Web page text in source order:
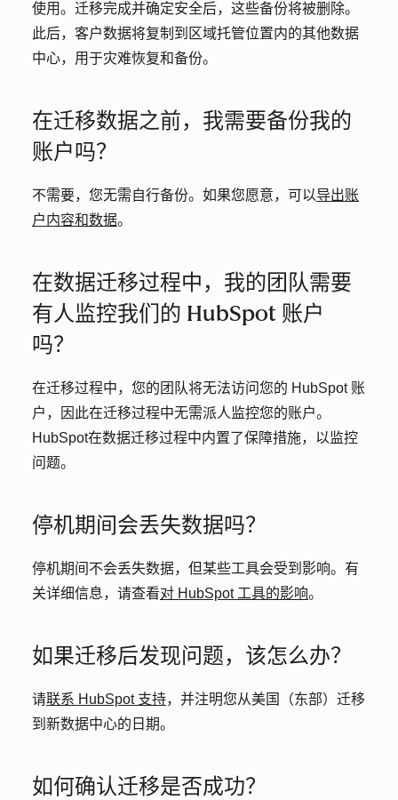
使用。迁移完成并确定安全后，这些备份将被删除。
此后，客户数据将复制到区域托管位置内的其他数据
中心，用于灾难恢复和备份。
在迁移数据之前，我需要备份我的
账户吗？
不需要，您无需自行备份。如果您愿意，可以导出账
户内容和数据。
在数据迁移过程中，我的团队需要
有人监控我们的 HubSpot 账户
吗？
在迁移过程中，您的团队将无法访问您的 HubSpot 账
户，因此在迁移过程中无需派人监控您的账户。
HubSpot在数据迁移过程中内置了保障措施，以监控
问题。
停机期间会丢失数据吗？
停机期间不会丢失数据，但某些工具会受到影响。有
关详细信息，请查看对 HubSpot 工具的影响。
如果迁移后发现问题，该怎么办？
请联系 HubSpot 支持，并注明您从美国（东部）迁移
到新数据中心的日期。
如何确认迁移是否成功？